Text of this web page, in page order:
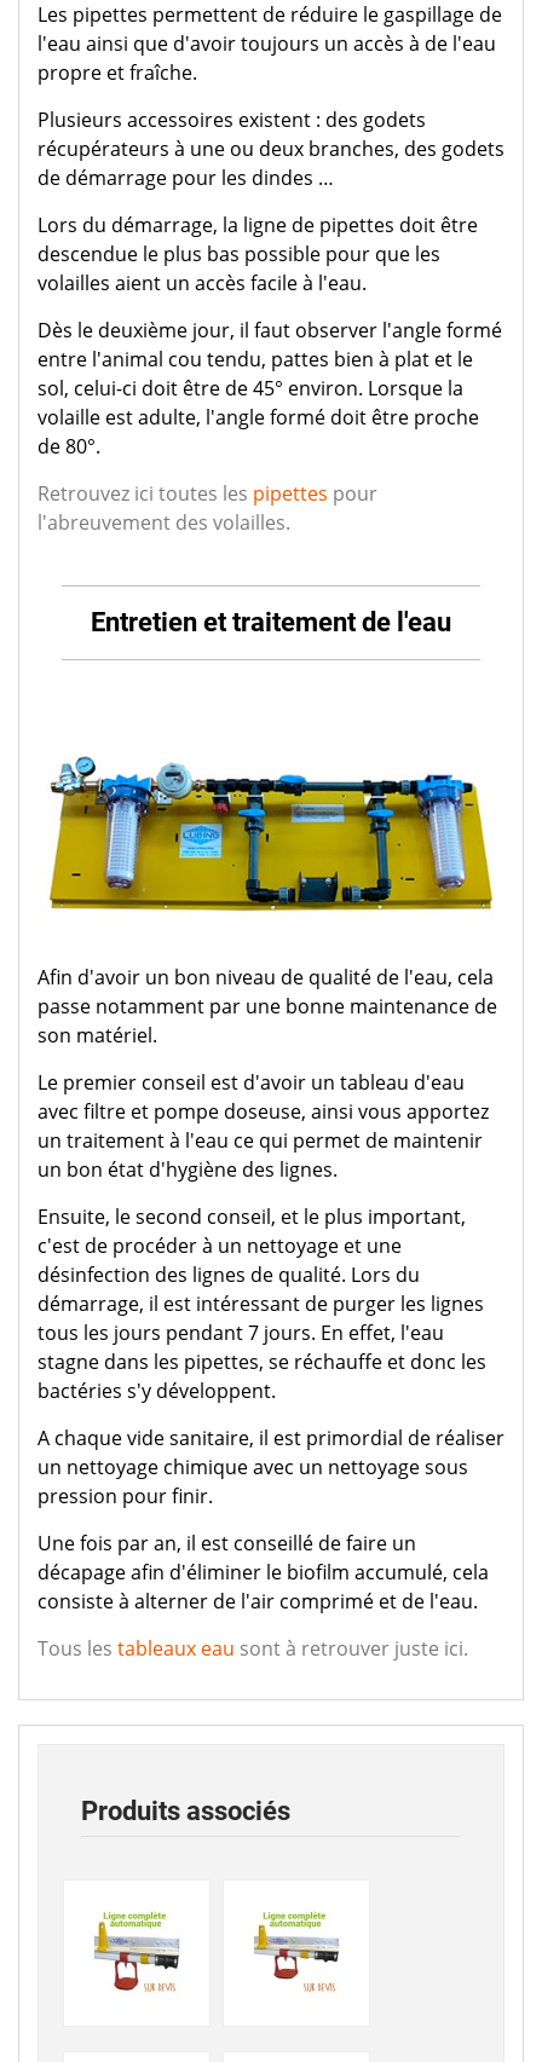
Les pipettes permettent de réduire le gaspillage de
l'eau ainsi que d'avoir toujours un accès à de l'eau
propre et fraîche.
Plusieurs accessoires existent : des godets
récupérateurs à une ou deux branches, des godets
de démarrage pour les dindes …
Lors du démarrage, la ligne de pipettes doit être
descendue le plus bas possible pour que les
volailles aient un accès facile à l'eau.
Dès le deuxième jour, il faut observer l'angle formé
entre l'animal cou tendu, pattes bien à plat et le
sol, celui-ci doit être de 45° environ. Lorsque la
volaille est adulte, l'angle formé doit être proche
de 80°.
Retrouvez ici toutes les pipettes pour
l'abreuvement des volailles.
Entretien et traitement de l'eau
Afin d'avoir un bon niveau de qualité de l'eau, cela
passe notamment par une bonne maintenance de
son matériel.
Le premier conseil est d'avoir un tableau d'eau
avec filtre et pompe doseuse, ainsi vous apportez
un traitement à l'eau ce qui permet de maintenir
un bon état d'hygiène des lignes.
Ensuite, le second conseil, et le plus important,
c'est de procéder à un nettoyage et une
désinfection des lignes de qualité. Lors du
démarrage, il est intéressant de purger les lignes
tous les jours pendant 7 jours. En effet, l'eau
stagne dans les pipettes, se réchauffe et donc les
bactéries s'y développent.
A chaque vide sanitaire, il est primordial de réaliser
un nettoyage chimique avec un nettoyage sous
pression pour finir.
Une fois par an, il est conseillé de faire un
décapage afin d'éliminer le biofilm accumulé, cela
consiste à alterner de l'air comprimé et de l'eau.
Tous les tableaux eau sont à retrouver juste ici.
Produits associés